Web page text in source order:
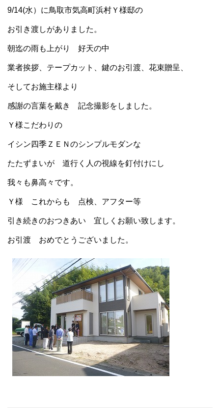
9/14(水）に鳥取市気高町浜村Ｙ様邸の
お引き渡しがありました。
朝迄の雨も上がり 好天の中
業者挨拶、テープカット、鍵のお引渡、花束贈呈、
そしてお施主様より
感謝の言葉を戴き 記念撮影をしました。
Ｙ様こだわりの
イシン四季ＺＥＮのシンプルモダンな
たたずまいが 道行く人の視線を釘付けにし
我々も鼻高々です。
Ｙ様 これからも 点検、アフター等
引き続きのおつきあい 宜しくお願い致します。
お引渡 おめでとうございました。